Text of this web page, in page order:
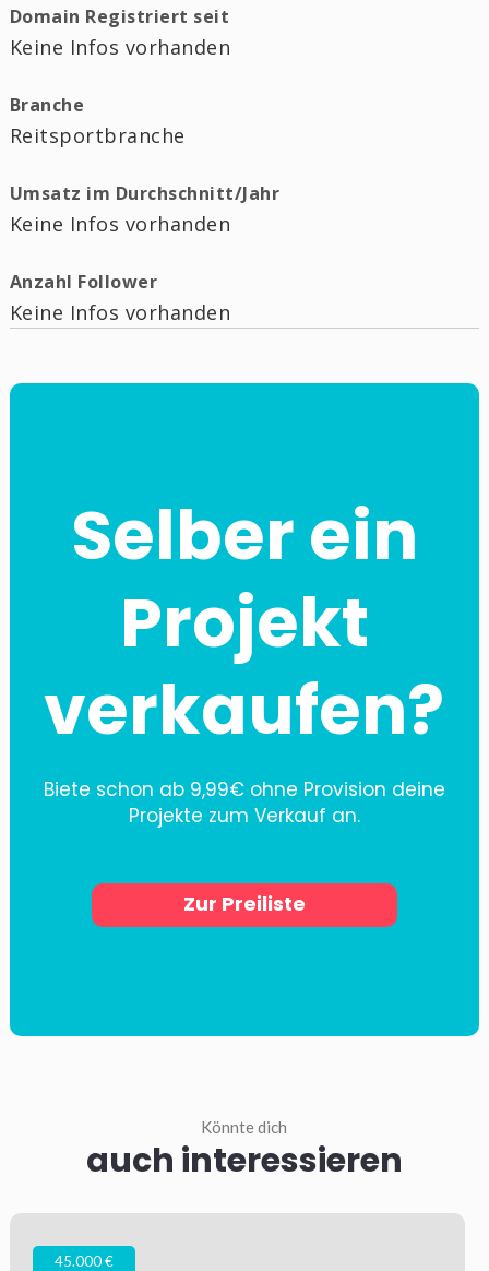
Domain Registriert seit
Keine Infos vorhanden
Branche
Reitsportbranche
Umsatz im Durchschnitt/Jahr
Keine Infos vorhanden
Anzahl Follower
Keine Infos vorhanden
Selber ein
Projekt
verkaufen?
Biete schon ab 9,99€ ohne Provision deine
Projekte zum Verkauf an.
Zur Preiliste
Könnte dich
auch interessieren
45.000 €